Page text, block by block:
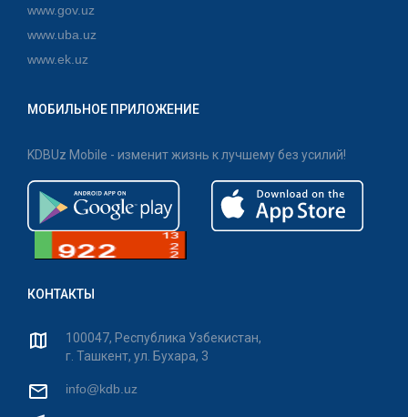
www.gov.uz
www.uba.uz
www.ek.uz
МОБИЛЬНОЕ ПРИЛОЖЕНИЕ
KDBUz Mobile - изменит жизнь к лучшему без усилий!
КОНТАКТЫ
100047, Республика Узбекистан,
г. Ташкент, ул. Бухара, 3
info@kdb.uz